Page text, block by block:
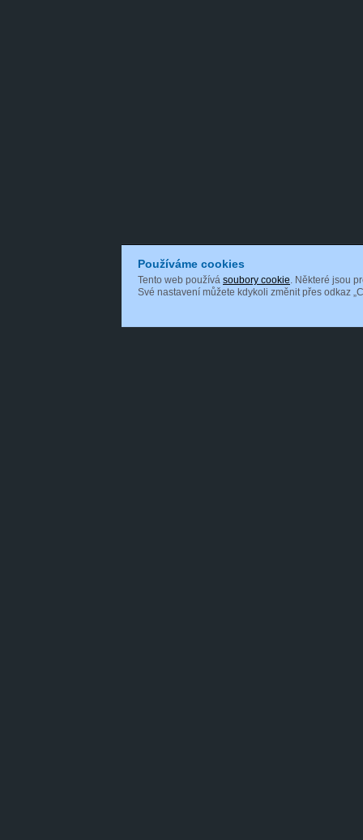
Používáme cookies
Tento web používá soubory cookie . Některé jsou
Své nastavení můžete kdykoli změnit přes odkaz